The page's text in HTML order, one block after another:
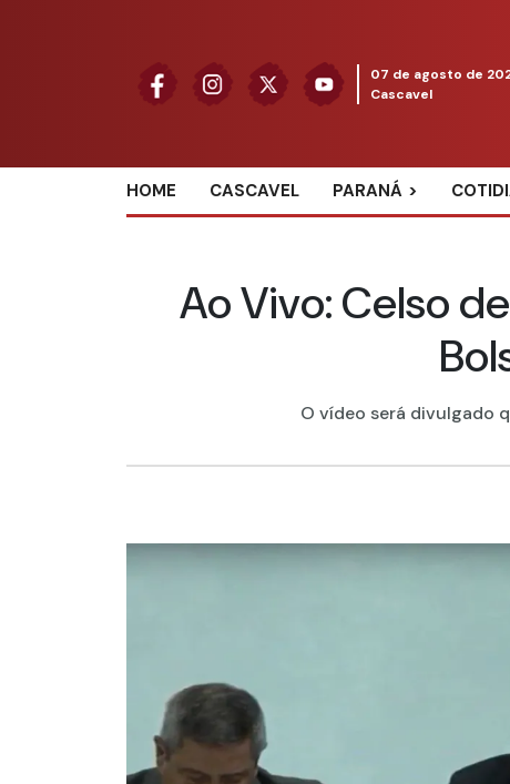
07 de agosto de
Cascavel
HOME CASCAVEL PARANÁ
Ao Vivo: Celso
O vídeo será divulgado